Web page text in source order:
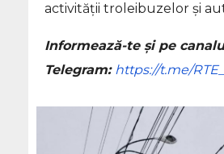
activității troleibuzelor și
Informează-te și pe
Telegram: https://t.me/